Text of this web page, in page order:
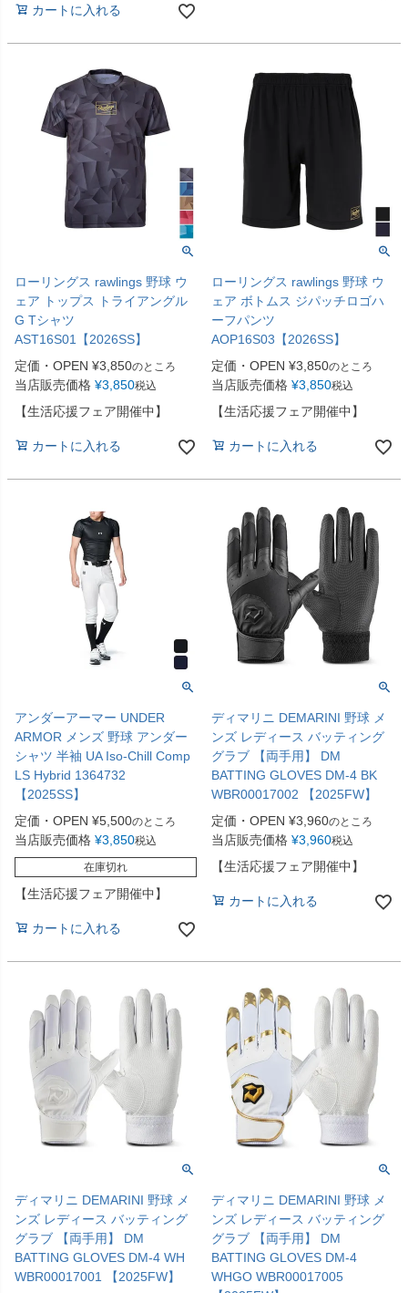
カートに入れる
ローリングス rawlings 野球 ウ
ェア トップス トライアングル
G Tシャツ
AST16S01【2026SS】
定価・OPEN ¥3,850のところ
当店販売価格 ¥3,850税込
【生活応援フェア開催中】
カートに入れる
ローリングス rawlings 野球 ウ
ェア ボトムス ジパッチロゴハ
ーフパンツ
AOP16S03【2026SS】
定価・OPEN ¥3,850のところ
当店販売価格 ¥3,850税込
【生活応援フェア開催中】
カートに入れる
アンダーアーマー UNDER
ARMOR メンズ 野球 アンダー
シャツ 半袖 UA Iso-Chill Comp
LS Hybrid 1364732
【2025SS】
定価・OPEN ¥5,500のところ
当店販売価格 ¥3,850税込
在庫切れ
【生活応援フェア開催中】
カートに入れる
ディマリニ DEMARINI 野球 メ
ンズ レディース バッティング
グラブ 【両手用】 DM
BATTING GLOVES DM-4 BK
WBR00017002 【2025FW】
定価・OPEN ¥3,960のところ
当店販売価格 ¥3,960税込
【生活応援フェア開催中】
カートに入れる
ディマリニ DEMARINI 野球 メ
ンズ レディース バッティング
グラブ 【両手用】 DM
BATTING GLOVES DM-4 WH
WBR00017001 【2025FW】
ディマリニ DEMARINI 野球 メ
ンズ レディース バッティング
グラブ 【両手用】 DM
BATTING GLOVES DM-4
WHGO WBR00017005